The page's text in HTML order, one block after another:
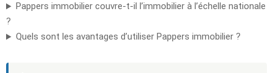
Pappers immobilier couvre-t-il l’immobilier à l’échelle nationale
?
Quels sont les avantages d’utiliser Pappers immobilier ?